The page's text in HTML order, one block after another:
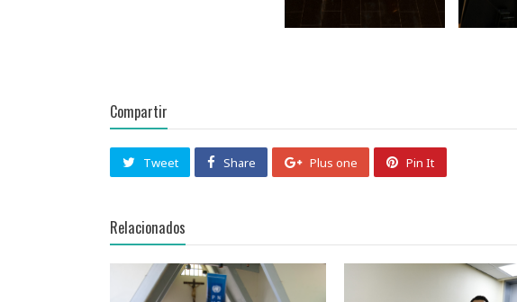
Compartir
Tweet Share Plus one Pin It
Relacionados